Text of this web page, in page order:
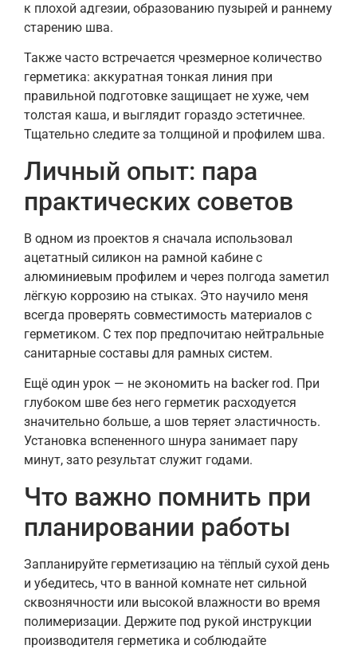
к плохой адгезии, образованию пузырей и раннему
старению шва.
Также часто встречается чрезмерное количество
герметика: аккуратная тонкая линия при
правильной подготовке защищает не хуже, чем
толстая каша, и выглядит гораздо эстетичнее.
Тщательно следите за толщиной и профилем шва.
Личный опыт: пара
практических советов
В одном из проектов я сначала использовал
ацетатный силикон на рамной кабине с
алюминиевым профилем и через полгода заметил
лёгкую коррозию на стыках. Это научило меня
всегда проверять совместимость материалов с
герметиком. С тех пор предпочитаю нейтральные
санитарные составы для рамных систем.
Ещё один урок — не экономить на backer rod. При
глубоком шве без него герметик расходуется
значительно больше, а шов теряет эластичность.
Установка вспененного шнура занимает пару
минут, зато результат служит годами.
Что важно помнить при
планировании работы
Запланируйте герметизацию на тёплый сухой день
и убедитесь, что в ванной комнате нет сильной
сквознячности или высокой влажности во время
полимеризации. Держите под рукой инструкции
производителя герметика и соблюдайте